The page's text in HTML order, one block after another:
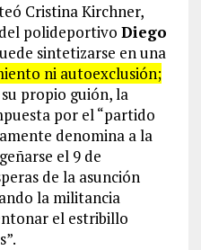
Cristina Kirchner,
polideportivo Diego
sintetizarse en una
ni autoexclusión;
su propio guión, la
por el “partido
denomina a la
el 9 de
de la asunción
la militancia
el estribillo